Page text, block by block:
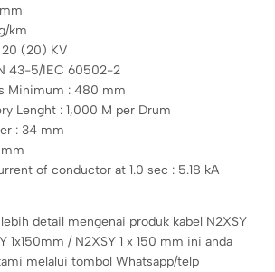
km
20 (20) KV
43-5/IEC 60502-2
Minimum : 480 mm
Lenght : 1,000 M per Drum
: 34 mm
of conductor at 1.0 sec : 5.18 kA
detail mengenai produk kabel N2XSY
1x150mm / N2XSY 1 x 150 mm ini anda
melalui tombol Whatsapp/telp